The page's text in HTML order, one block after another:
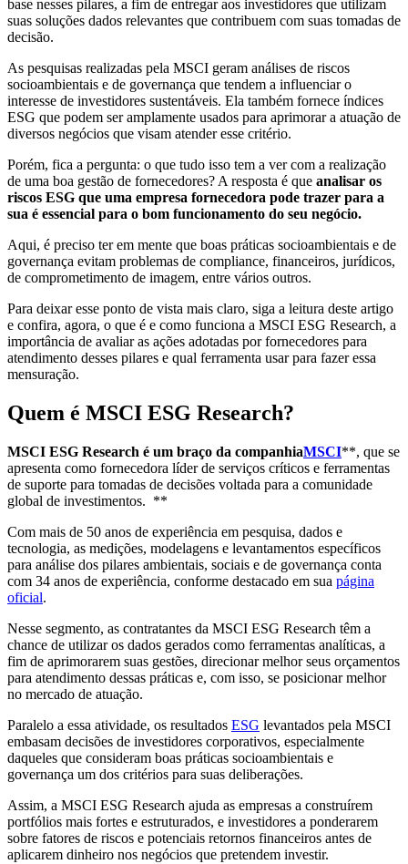
base nesses pilares, a fim de entregar aos investidores que utilizam
suas soluções dados relevantes que contribuem com suas tomadas de
decisão.
As pesquisas realizadas pela MSCI geram análises de riscos
socioambientais e de governança que tendem a influenciar o
interesse de investidores sustentáveis. Ela também fornece índices
ESG que podem ser amplamente usados para aprimorar a atuação de
diversos negócios que visam atender esse critério.
Porém, fica a pergunta: o que tudo isso tem a ver com a realização
de uma boa gestão de fornecedores? A resposta é que analisar os
riscos ESG que uma empresa fornecedora pode trazer para a
sua é essencial para o bom funcionamento do seu negócio.
Aqui, é preciso ter em mente que boas práticas socioambientais e de
governança evitam problemas de compliance, financeiros, jurídicos,
de comprometimento de imagem, entre vários outros.
Para deixar esse ponto de vista mais claro, siga a leitura deste artigo
e confira, agora, o que é e como funciona a MSCI ESG Research, a
importância de avaliar as ações adotadas por fornecedores para
atendimento desses pilares e qual ferramenta usar para fazer essa
mensuração.
Quem é MSCI ESG Research?
MSCI ESG Research é um braço da companhiaMSCI**, que se
apresenta como fornecedora líder de serviços críticos e ferramentas
de suporte para tomadas de decisões voltada para a comunidade
global de investimentos. **
Com mais de 50 anos de experiência em pesquisa, dados e
tecnologia, as medições, modelagens e levantamentos específicos
para análise dos pilares ambientais, sociais e de governança conta
com 34 anos de experiência, conforme destacado em sua página
oficial.
Nesse segmento, as contratantes da MSCI ESG Research têm a
chance de utilizar os dados gerados como ferramentas analíticas, a
fim de aprimorarem suas gestões, direcionar melhor seus orçamentos
para atendimento dessas práticas e, com isso, se posicionar melhor
no mercado de atuação.
Paralelo a essa atividade, os resultados ESG levantados pela MSCI
embasam decisões de investidores corporativos, especialmente
daqueles que consideram boas práticas socioambientais e
governança um dos critérios para suas deliberações.
Assim, a MSCI ESG Research ajuda as empresas a construírem
portfólios mais fortes e estruturados, e investidores a ponderarem
sobre fatores de riscos e potenciais retornos financeiros antes de
aplicarem dinheiro nos negócios que pretendem investir.